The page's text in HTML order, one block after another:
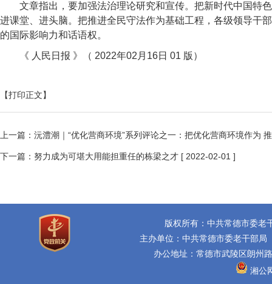
文章指出，要加强法治理论研究和宣传。把新时代中国特
进课堂、进头脑。把推进全民守法作为基础工程，各级领导干
的国际影响力和话语权。
《 人民日报 》（ 2022年02月16日 01 版）
【打印正文】
上一篇： 沅澧潮｜“优化营商环境”系列评论之一：把优化营商环境作为
下一篇： 努力成为可堪大用能担重任的栋梁之才 [ 2022-02-01 ]
版权所有：中共常德市委老
主办单位：中共常德市委老干部
办公地址：常德市武陵区朗
湘公